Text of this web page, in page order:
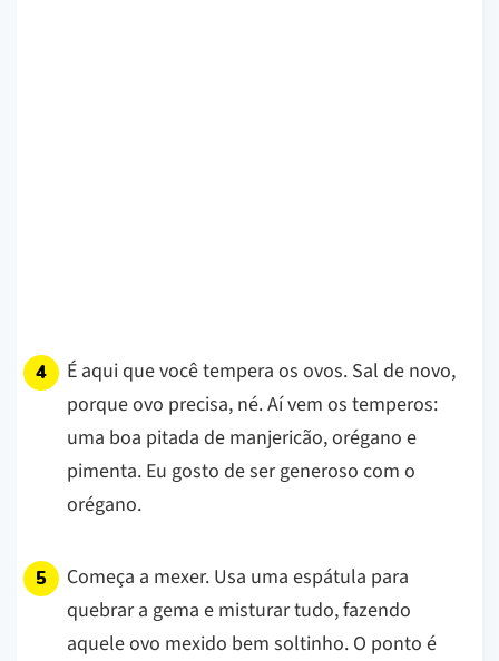
É aqui que você tempera os ovos. Sal de novo,
porque ovo precisa, né. Aí vem os temperos:
uma boa pitada de manjericão, orégano e
pimenta. Eu gosto de ser generoso com o
orégano.
Começa a mexer. Usa uma espátula para
quebrar a gema e misturar tudo, fazendo
aquele ovo mexido bem soltinho. O ponto é